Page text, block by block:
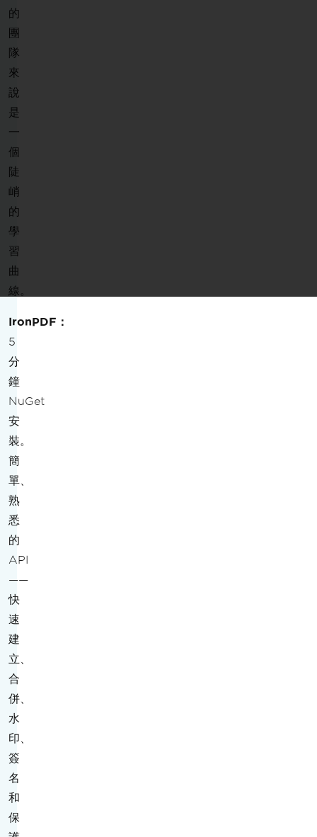
的
團
隊
來
說
是
一
個
陡
峭
的
學
習
曲
線。
IronPDF：
5
分
鐘
NuGet
安
裝。
簡
單、
熟
悉
的
API
——
快
速
建
立、
合
併、
水
印、
簽
名
和
保